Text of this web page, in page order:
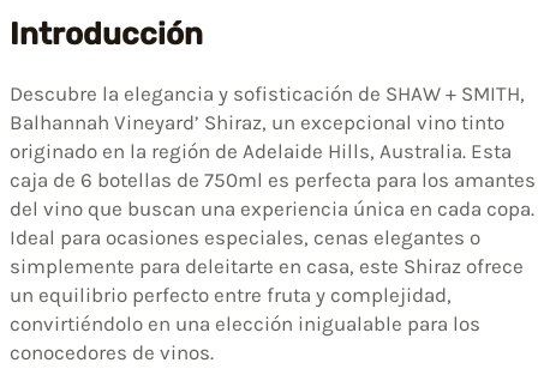
Introducción
Descubre la elegancia y sofisticación de SHAW + SMITH,
Balhannah Vineyard’ Shiraz, un excepcional vino tinto
originado en la región de Adelaide Hills, Australia. Esta
caja de 6 botellas de 750ml es perfecta para los amantes
del vino que buscan una experiencia única en cada copa.
Ideal para ocasiones especiales, cenas elegantes o
simplemente para deleitarte en casa, este Shiraz ofrece
un equilibrio perfecto entre fruta y complejidad,
convirtiéndolo en una elección inigualable para los
conocedores de vinos.